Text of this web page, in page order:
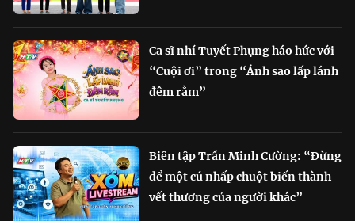
Ca sĩ nhí Tuyết Phụng háo hức với
“Cuội ơi” trong “Ánh sao lấp lánh
đêm rằm”
Biên tập Trần Minh Cường: “Đừng
để một cú nhấp chuột biến thành
vết thương của người khác”